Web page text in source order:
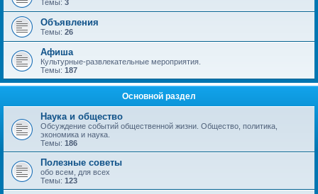
Темы: 3
Объявления
Темы: 26
Афиша
Культурные-развлекательные мероприятия.
Темы: 187
Основной раздел
Наука и общество
Обсуждение событий общественной жизни. Общество, политика,
экономика и наука.
Темы: 186
Полезные советы
обо всем, для всех
Темы: 123